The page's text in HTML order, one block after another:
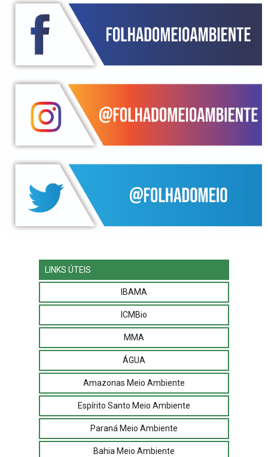
LINKS ÚTEIS
IBAMA
ICMBio
MMA
ÁGUA
Amazonas Meio Ambiente
Espírito Santo Meio Ambiente
Paraná Meio Ambiente
Bahia Meio Ambiente